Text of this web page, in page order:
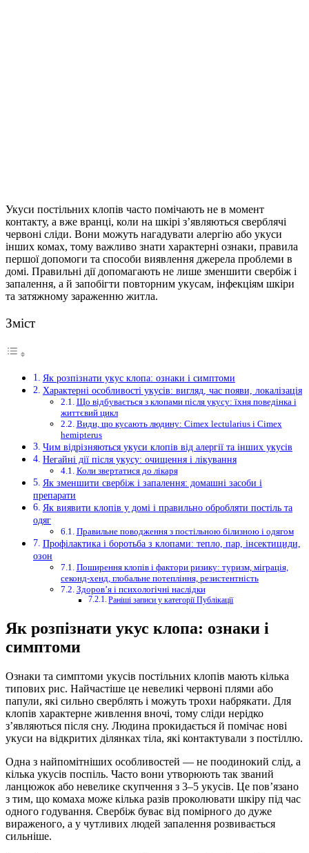
Укуси постільних клопів часто помічають не в момент
контакту, а вже вранці, коли на шкірі з’являються сверблячі
червоні сліди. Вони можуть нагадувати алергію або укуси
інших комах, тому важливо знати характерні ознаки, правила
першої допомоги та способи виявлення джерела проблеми в
домі. Правильні дії допомагають не лише зменшити свербіж і
запалення, а й запобігти повторним укусам, інфекціям шкіри
та затяжному зараженню житла.
Зміст
Як розпізнати укус клопа: ознаки і симптоми
Характерні особливості укусів: вигляд, час появи, локалізація
Що відбувається з клопами після укусу: їхня поведінка і
життєвий цикл
Види, що кусають людину: Cimex lectularius і Cimex
hemipterus
Чим відрізняються укуси клопів від алергії та інших укусів
Негайні дії після укусу: очищення і лікування
Коли звертатися до лікаря
Як зменшити свербіж і запалення: домашні засоби і
препарати
Як виявити клопів у домі і правильно обробляти постіль та
одяг
Правильне поводження з постільною білизною і одягом
Профілактика і боротьба з клопами: тепло, пар, інсектициди,
озон
Поширення клопів і фактори ризику: туризм, міграція,
секонд-хенд, глобальне потепління, резистентність
Здоров’я і психологічні наслідки
Раніші записи у категорії Публікації
Як розпізнати укус клопа: ознаки і
симптоми
Ознаки та симптоми укусів постільних клопів мають кілька
типових рис. Найчастіше це невеликі червоні плями або
папули, які сильно сверблять і можуть трохи набрякати. Для
клопів характерне живлення вночі, тому сліди нерідко
з’являються після сну. Людина прокидається й помічає нові
укуси на відкритих ділянках тіла, які контактували з постіллю.
Одна з найпомітніших особливостей — не поодинокий слід, а
кілька укусів поспіль. Часто вони утворюють так званий
ланцюжок або невелике скупчення з 3–5 укусів. Це пов’язано
з тим, що комаха може кілька разів проколювати шкіру під час
одного годування. Свербіж буває від помірного до дуже
вираженого, а у чутливих людей запалення розвивається
сильніше.